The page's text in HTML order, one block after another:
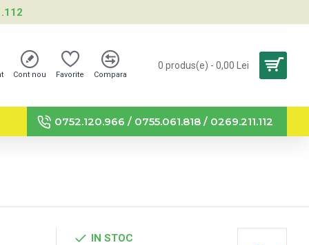
Cont nou Favorite Compara
0 produs(e) - 0,00 Lei
0752.120.966 / 0755.061.818 / 0269.211.112
IN STOC